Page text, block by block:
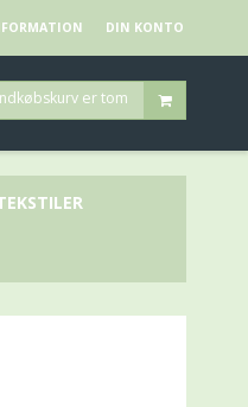
DIN KONTO
er tom